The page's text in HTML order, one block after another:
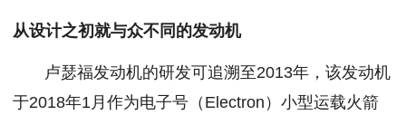
从设计之初就与众不同的发动机
卢瑟福发动机的研发可追溯至2013年，该发动机
于2018年1月作为电子号（Electron）小型运载火箭